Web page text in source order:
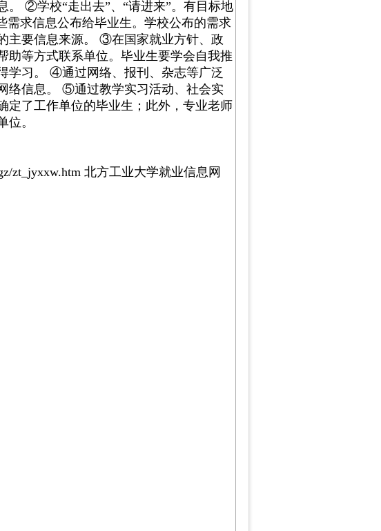
。 ②学校“走出去”、“请进来”。有目标地
需求信息公布给毕业生。学校公布的需求
主要信息来源。 ③在国家就业方针、政
助等方式联系单位。毕业生要学会自我推
学习。 ④通过网络、报刊、杂志等广泛
络信息。 ⑤通过教学实习活动、社会实
定了工作单位的毕业生；此外，专业老师
。
zt_jyxxw.htm 北方工业大学就业信息网